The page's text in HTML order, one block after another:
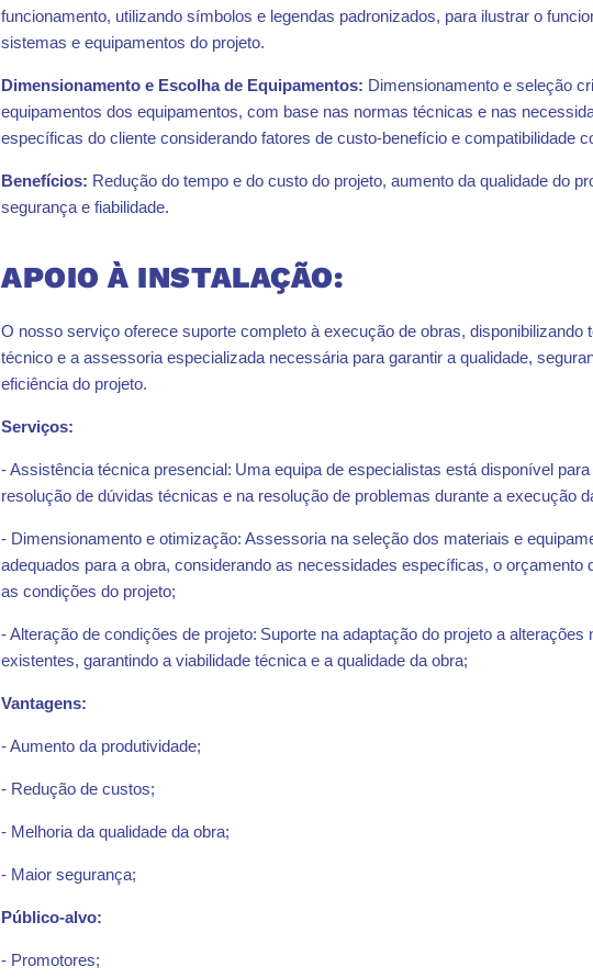
funcionamento, utilizando símbolos e legendas padronizados, para ilustrar o
sistemas e equipamentos do projeto.
Dimensionamento e Escolha de Equipamentos: Dimensionamento e seleção
equipamentos dos equipamentos, com base nas normas técnicas e nas
específicas do cliente considerando fatores de custo-benefício e compatibilidade
Benefícios: Redução do tempo e do custo do projeto, aumento da qualidade do
segurança e fiabilidade.
APOIO À INSTALAÇÃO:
O nosso serviço oferece suporte completo à execução de obras, disponibilizando
técnico e a assessoria especializada necessária para garantir a qualidade,
eficiência do projeto.
Serviços:
- Assistência técnica presencial: Uma equipa de especialistas está disponível
resolução de dúvidas técnicas e na resolução de problemas durante a execução
- Dimensionamento e otimização: Assessoria na seleção dos materiais e
adequados para a obra, considerando as necessidades específicas, o orçamento
as condições do projeto;
- Alteração de condições de projeto: Suporte na adaptação do projeto a alterações
existentes, garantindo a viabilidade técnica e a qualidade da obra;
Vantagens:
- Aumento da produtividade;
- Redução de custos;
- Melhoria da qualidade da obra;
- Maior segurança;
Público-alvo:
- Promotores;